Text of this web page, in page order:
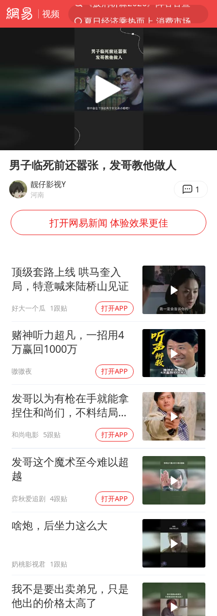
视频
见到女儿瞬间父亲眼里有了光
刘嘉玲晒与周星驰合照
香港刷新1884年以来最高气温纪录
独闯南太行的失联女生最后轨迹已确认
猫咪过火把节被抹成黑猫
BLG经理辟谣Bin离队
云南一男子胃中取出180颗铁钉
曹颖儿子首次演长剧
“开学三件套”全线暴涨
总书记点赞的非遗苗绣焕发新生机
Play
男子临死前还嚣张，发哥教他做人
靓仔影视Y
河南 1
打开网易新闻 体验效果更佳
顶级套路上线 哄马奎入
局，特意喊来陆桥山见证
好大一个瓜 1跟贴 打开APP
赌神听力超凡，一招用4
万赢回1000万
嗷嗷夜 打开APP
发哥以为有枪在手就能拿
捏住和尚们，不料结局却
和尚电影 5跟贴 打开APP
发哥这个魔术至今难以超
越
弈秋爱追剧 4跟贴 打开APP
啥炮，后坐力这么大
奶桃影视君 1跟贴
我不是要出卖弟兄，只是
他出的价格太高了